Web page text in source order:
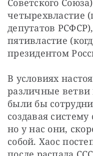
Советского
четырехвластие
депутатов
пятивластие
президентом
В условиях
различные
были бы
создавая
но у нас они,
собой. Хаос